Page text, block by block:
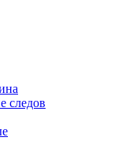
следов